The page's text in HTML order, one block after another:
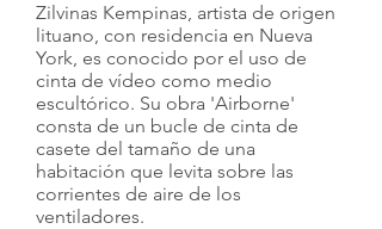
Zilvinas Kempinas, artista de origen
lituano, con residencia en Nueva
York, es conocido por el uso de
cinta de vídeo como medio
escultórico. Su obra 'Airborne'
consta de un bucle de cinta de
casete del tamaño de una
habitación que levita sobre las
corrientes de aire de los
ventiladores.